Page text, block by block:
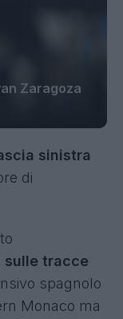
Zaragoza
sinistra
di
sulle tracce
spagnolo
Monaco ma